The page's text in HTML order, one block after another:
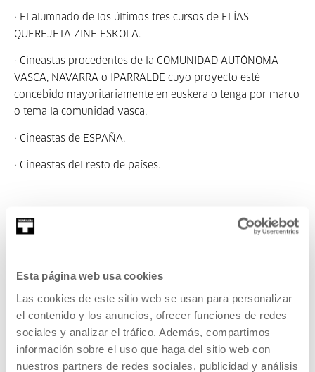
Esta página web usa cookies
Las cookies de este sitio web se usan para personalizar
el contenido y los anuncios, ofrecer funciones de redes
sociales y analizar el tráfico. Además, compartimos
información sobre el uso que haga del sitio web con
nuestros partners de redes sociales, publicidad y análisis
· El alumnado de los últimos tres cursos de ELÍAS
QUEREJETA ZINE ESKOLA.
· Cineastas procedentes de la COMUNIDAD AUTÓNOMA
VASCA, NAVARRA o IPARRALDE cuyo proyecto esté
concebido mayoritariamente en euskera o tenga por marco
o tema la comunidad vasca.
· Cineastas de ESPAÑA.
· Cineastas del resto de países.
La inscripción se debe realizar a través del
FORMULARIO DE INSCRIPCIÓN DE PELÍCULAS ONLINE
Pertenece a Proyecto: Ikusmira
berriak